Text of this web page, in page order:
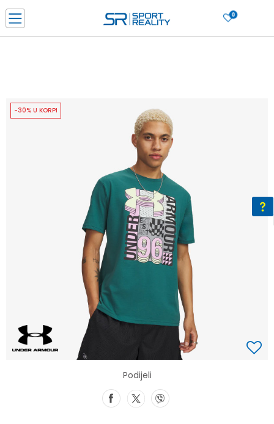
0
CLICK & COLLECT Platite karticom online i preuzmite u prodavnici po vašem
izboru
SAZNAJTE VIŠE
-30% U KORPI
Podijeli